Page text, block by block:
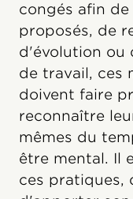
congés afin
proposés, de
d'évolution ou
de travail, ces
doivent faire
reconnaître
mêmes du
être mental. Il
ces pratiques,